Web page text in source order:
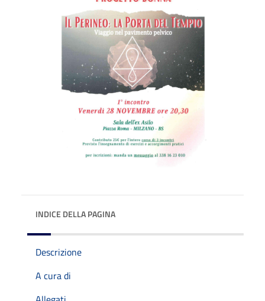
INDICE DELLA PAGINA
Descrizione
A cura di